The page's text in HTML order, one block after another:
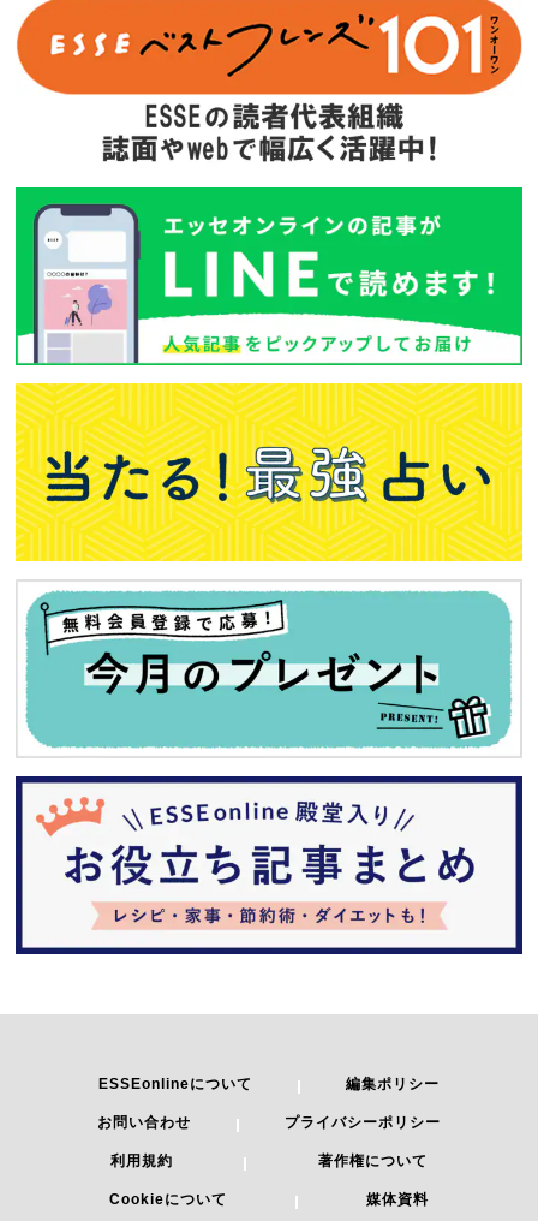
ESSEonlineについて 編集ポリシー
お問い合わせ プライバシーポリシー
利用規約 著作権について
Cookieについて 媒体資料